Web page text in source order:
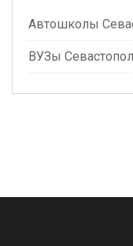
Автошколы
ВУЗы